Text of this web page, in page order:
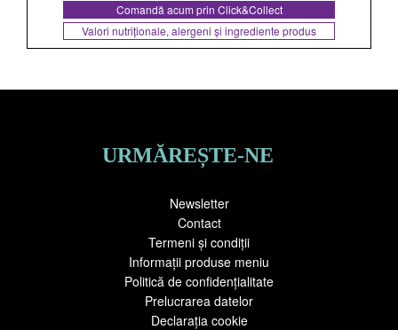
Comandă acum prin Click&Collect
Valori nutriționale, alergeni și ingrediente produs
URMĂREȘTE-NE
Newsletter
Contact
Termeni și condiții
Informații produse meniu
Politică de confidențialitate
Prelucrarea datelor
Declarația cookie